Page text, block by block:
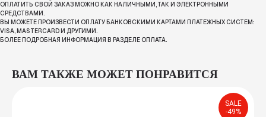
ОПЛАТИТЬ СВОЙ ЗАКАЗ МОЖНО КАК НАЛИЧНЫМИ, ТАК И ЭЛЕКТРОННЫМИ
СРЕДСТВАМИ.
ВЫ МОЖЕТЕ ПРОИЗВЕСТИ ОПЛАТУ БАНКОВСКИМИ КАРТАМИ ПЛАТЕЖНЫХ СИСТЕМ:
VISA, MASTERCARD И ДРУГИМИ.
БОЛЕЕ ПОДРОБНАЯ ИНФОРМАЦИЯ В РАЗДЕЛЕ ОПЛАТА.
ВАМ ТАКЖЕ МОЖЕТ ПОНРАВИТСЯ
SALE
-49%